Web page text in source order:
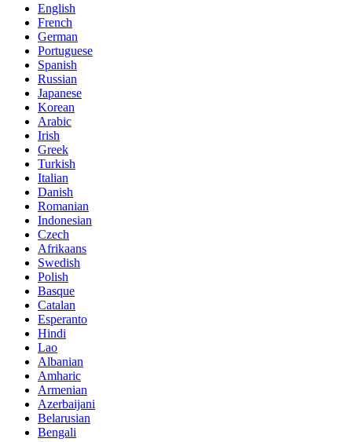
English
French
German
Portuguese
Spanish
Russian
Japanese
Korean
Arabic
Irish
Greek
Turkish
Italian
Danish
Romanian
Indonesian
Czech
Afrikaans
Swedish
Polish
Basque
Catalan
Esperanto
Hindi
Lao
Albanian
Amharic
Armenian
Azerbaijani
Belarusian
Bengali